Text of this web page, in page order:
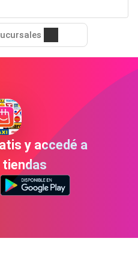
y accedé a